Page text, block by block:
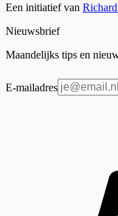
Een initiatief van
Nieuwsbrief
Maandelijks tips en
E-mailadres